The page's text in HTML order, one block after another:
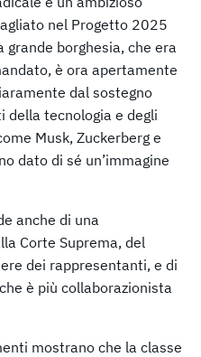
nel Progetto 2025
grande borghesia, che era
è ora apertamente
dal sostegno
della tecnologia e degli
Musk, Zuckerberg e
dato di sé un’immagine
anche di una
Corte Suprema, del
dei rappresentanti, e di
è più collaborazionista
mostrano che la classe